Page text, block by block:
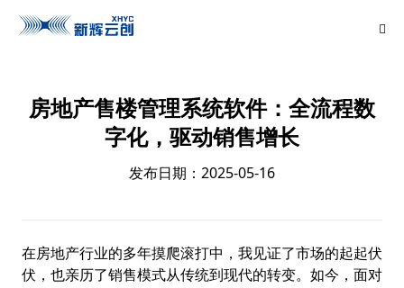
房地产售楼管理系统软件：全流程数
字化，驱动销售增长
发布日期：2025-05-16
在房地产行业的多年摸爬滚打中，我见证了市场的起起伏
伏，也亲历了销售模式从传统到现代的转变。如今，面对